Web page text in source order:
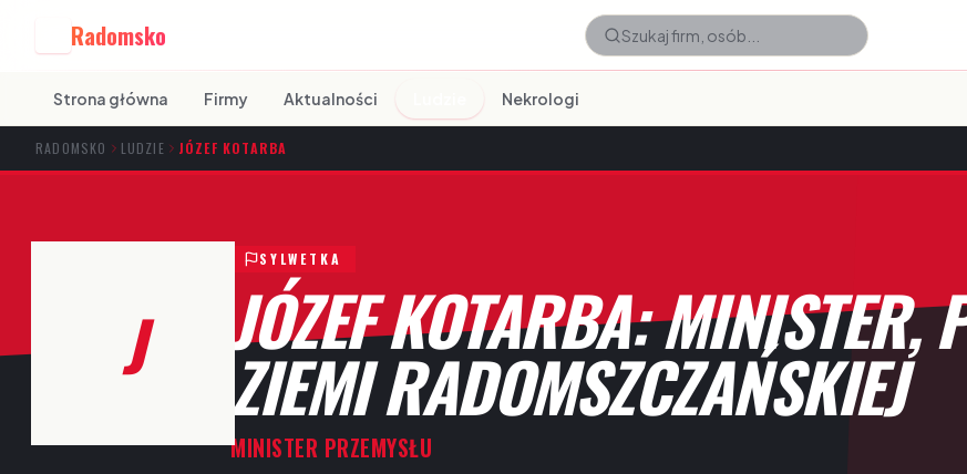
Radomsko
Strona główna Firmy Aktualności Nekrologi
RADOMSKO LUDZIE JÓZEF KOTARBA
J
SYLWETKA
JÓZEF KOTARBA: MINISTER,
ZIEMI RADOMSZCZAŃSKIEJ
MINISTER PRZEMYSŁU